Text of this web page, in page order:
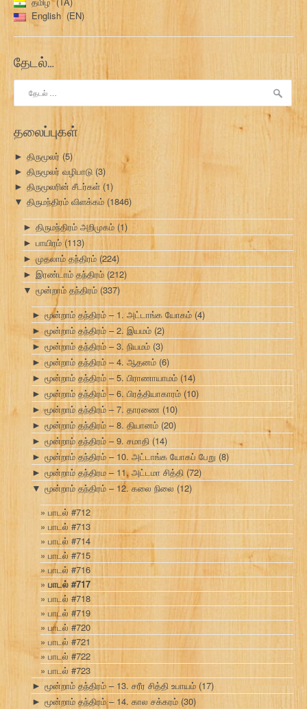
English
EN
தேடல்…
தேடு:
தலைப்புகள்
► திருமூலர் (5)
► திருமூலர் வழிபாடு (3)
► திருமூலரின் சீடர்கள் (1)
▼ திருமந்திரம் விளக்கம் (1846)
► திருமந்திரம் அறிமுகம் (1)
► பாயிரம் (113)
► முதலாம் தந்திரம் (224)
► இரண்டாம் தந்திரம் (212)
▼ மூன்றாம் தந்திரம் (337)
► மூன்றாம் தந்திரம் – 1. அட்டாங்க யோகம் (4)
► மூன்றாம் தந்திரம் – 2. இயமம் (2)
► மூன்றாம் தந்திரம் – 3. நியமம் (3)
► மூன்றாம் தந்திரம் – 4. ஆதனம் (6)
► மூன்றாம் தந்திரம் – 5. பிராணாயாமம் (14)
► மூன்றாம் தந்திரம் – 6. பிரத்தியாகாரம் (10)
► மூன்றாம் தந்திரம் – 7. தாரணை (10)
► மூன்றாம் தந்திரம் – 8. தியானம் (20)
► மூன்றாம் தந்திரம் – 9. சமாதி (14)
► மூன்றாம் தந்திரம் – 10. அட்டாங்க யோகப் பேறு (8)
► மூன்றாம் தந்திரம – 11. அட்டமா சித்தி (72)
▼ மூன்றாம் தந்திரம் – 12. கலை நிலை (12)
பாடல் #712
பாடல் #713
பாடல் #714
பாடல் #715
பாடல் #716
பாடல் #717
பாடல் #718
பாடல் #719
பாடல் #720
பாடல் #721
பாடல் #722
பாடல் #723
► மூன்றாம் தந்திரம் – 13. சரீர சித்தி உபாயம் (17)
► மூன்றாம் தந்திரம் – 14. கால சக்கரம் (30)